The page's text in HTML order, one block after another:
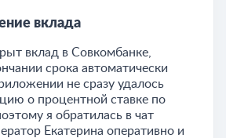
вклада
вклад в Совкомбанке,
срока автоматически
не сразу удалось
о процентной ставке по
я обратилась в чат
Екатерина оперативно и